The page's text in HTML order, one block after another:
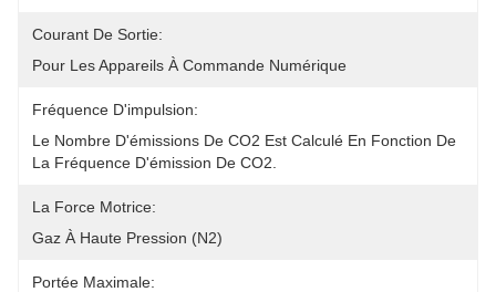
Courant De Sortie:
Pour Les Appareils À Commande Numérique
Fréquence D'impulsion:
Le Nombre D'émissions De CO2 Est Calculé En Fonction De
La Fréquence D'émission De CO2.
La Force Motrice:
Gaz À Haute Pression (N2)
Portée Maximale: